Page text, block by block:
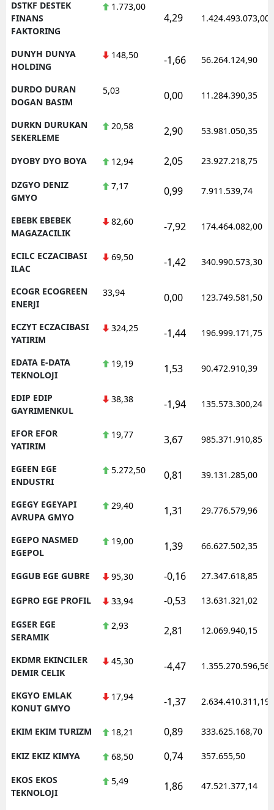
DSTKF DESTEK
FINANS
FAKTORING
1.773,00
4,29 1.424.493.073,00
DUNYH DUNYA
HOLDING
148,50 -1,66 56.264.124,90
DURDO DURAN
DOGAN BASIM
5,03 0,00 11.284.390,35
DURKN DURUKAN
SEKERLEME
20,58 2,90 53.981.050,35
DYOBY DYO BOYA 12,94 2,05 23.927.218,75
DZGYO DENIZ
GMYO
7,17 0,99 7.911.539,74
EBEBK EBEBEK
MAGAZACILIK
82,60 -7,92 174.464.082,00
ECILC ECZACIBASI
ILAC
69,50 -1,42 340.990.573,30
ECOGR ECOGREEN
ENERJI
33,94 0,00 123.749.581,50
ECZYT ECZACIBASI
YATIRIM
324,25 -1,44 196.999.171,75
EDATA E-DATA
TEKNOLOJI
19,19 1,53 90.472.910,39
EDIP EDIP
GAYRIMENKUL
38,38 -1,94 135.573.300,24
EFOR EFOR
YATIRIM
19,77 3,67 985.371.910,85
EGEEN EGE
ENDUSTRI
5.272,50 0,81 39.131.285,00
EGEGY EGEYAPI
AVRUPA GMYO
29,40 1,31 29.776.579,96
EGEPO NASMED
EGEPOL
19,00 1,39 66.627.502,35
EGGUB EGE GUBRE 95,30 -0,16 27.347.618,85
EGPRO EGE PROFIL 33,94 -0,53 13.631.321,02
EGSER EGE
SERAMIK
2,93 2,81 12.069.940,15
EKDMR EKINCILER
DEMIR CELIK
45,30 -4,47 1.355.270.596,56
EKGYO EMLAK
KONUT GMYO
17,94 -1,37 2.634.410.311,19
EKIM EKIM TURIZM 18,21 0,89 333.625.168,70
EKIZ EKIZ KIMYA 68,50 0,74 357.655,50
EKOS EKOS
TEKNOLOJI
5,49 1,86 47.521.377,14